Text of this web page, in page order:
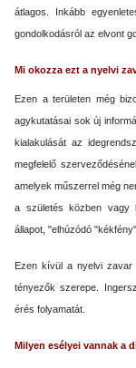
átlagos. Inkább
gondolkodásról az elvont
Mi okozza ezt a nyelvi
Ezen a területen még
agykutatásai sok új
kialakulását az
megfelelő
amelyek műszerrel még
a születés közben vagy
állapot, "elhúzódó
Ezen kívül a nyelvi zavar
tényezők szerepe.
érés folyamatát.
Milyen esélyei vannak a